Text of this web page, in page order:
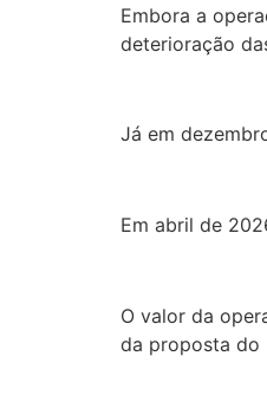
Embora a
deterioração
Já em
Em abril de
O valor da
da proposta do